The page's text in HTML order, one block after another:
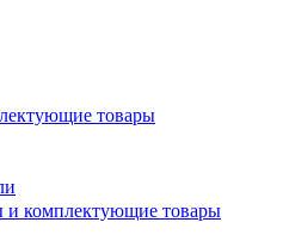
товары
и комплектующие товары